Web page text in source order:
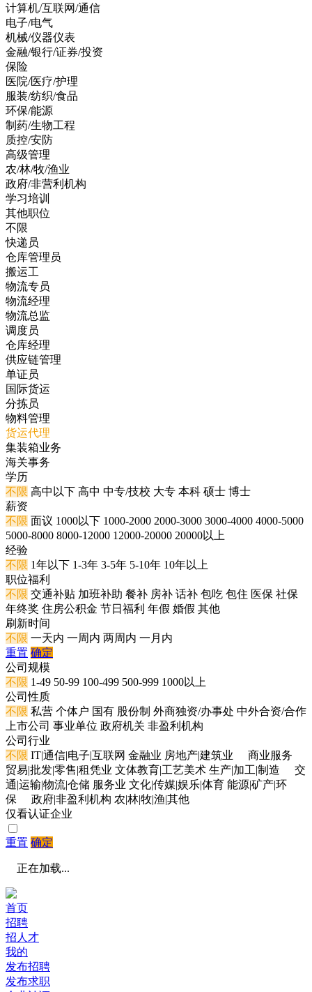
计算机/互联网/通信
电子/电气
机械/仪器仪表
金融/银行/证券/投资
保险
医院/医疗/护理
服装/纺织/食品
环保/能源
制药/生物工程
质控/安防
高级管理
农/林/牧/渔业
政府/非营利机构
学习培训
其他职位
不限
快递员
仓库管理员
搬运工
物流专员
物流经理
物流总监
调度员
仓库经理
供应链管理
单证员
国际货运
分拣员
物料管理
货运代理
集装箱业务
海关事务
学历
不限 高中以下 高中 中专/技校 大专 本科 硕士 博士
薪资
不限 面议 1000以下 1000-2000 2000-3000 3000-4000 4000-5000
5000-8000 8000-12000 12000-20000 20000以上
经验
不限 1年以下 1-3年 3-5年 5-10年 10年以上
职位福利
不限 交通补贴 加班补助 餐补 房补 话补 包吃 包住 医保 社保
年终奖 住房公积金 节日福利 年假 婚假 其他
刷新时间
不限 一天内 一周内 两周内 一月内
重置 确定
公司规模
不限 1-49 50-99 100-499 500-999 1000以上
公司性质
不限 私营 个体户 国有 股份制 外商独资/办事处 中外合资/合作
上市公司 事业单位 政府机关 非盈利机构
公司行业
不限 IT|通信|电子|互联网 金融业 房地产|建筑业
商业服务
贸易|批发|零售|租凭业 文体教育|工艺美术 生产|加工|制造
交
通|运输|物流|仓储 服务业 文化|传媒|娱乐|体育 能源|矿产|环
保
政府|非盈利机构 农|林|牧|渔|其他
仅看认证企业
重置 确定
正在加载...
首页
招聘
招人才
我的
发布招聘
发布求职